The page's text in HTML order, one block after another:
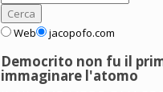
Web jacopofo.com
Democrito non fu il
immaginare l'atomo